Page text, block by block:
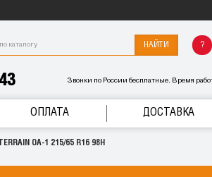
НАЙТИ
Звонки по России бесплатные. Время
ОПЛАТА ДОСТАВКА
OA-1 215/65 R16 98H